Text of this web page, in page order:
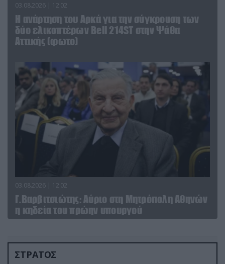
03.08.2026 | 12:02
Η ανάρτηση του Αρκά για την σύγκρουση των
δύο ελικοπτέρων Bell 214ST στην Ψάθα
Αττικής (φωτο)
03.08.2026 | 12:02
Γ.Βαρβιτσιώτης: Aύριο στη Μητρόπολη Αθηνών
η κηδεία του πρώην υπουργού
ΣΤΡΑΤΟΣ